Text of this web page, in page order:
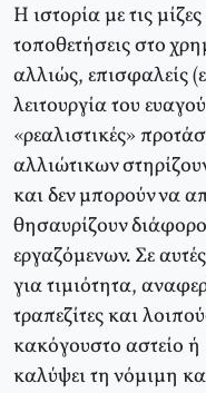
H ιστορία με τις
τοποθετήσεις στο
αλλιώς, επισφαλείς
λειτουργία του
«ρεαλιστικές»
αλλιώτικων
και δεν μπορούν να
θησαυρίζουν
εργαζόμενων. Σε
για τιμιότητα,
τραπεζίτες και
κακόγουστο αστείο
καλύψει τη νόμιμη